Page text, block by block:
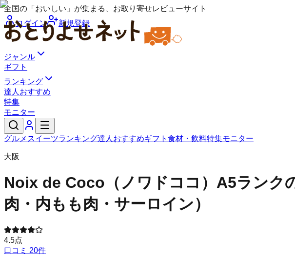
全国の「おいしい」が集まる、お取り寄せレビューサイト
ログイン
新規登録
ジャンル
ギフト
ランキング
達人おすすめ
特集
モニター
グルメ スイーツランキング達人おすすめギフト 食材・飲料特集モニター
大阪
Noix de Coco（ノワドココ） A5ランク
肉・内もも肉・サーロイン）
4.5点
口コミ 20件